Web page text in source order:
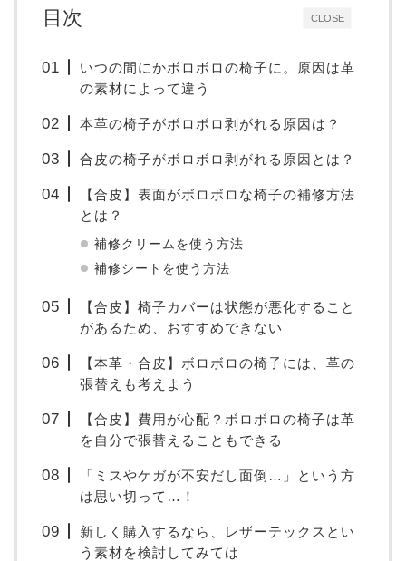
CLOSE
目次
いつの間にかボロボロの椅子に。原因は革
の素材によって違う
本革の椅子がボロボロ剥がれる原因は？
合皮の椅子がボロボロ剥がれる原因とは？
【合皮】表面がボロボロな椅子の補修方法
とは？
補修クリームを使う方法
補修シートを使う方法
【合皮】椅子カバーは状態が悪化すること
があるため、おすすめできない
【本革・合皮】ボロボロの椅子には、革の
張替えも考えよう
【合皮】費用が心配？ボロボロの椅子は革
を自分で張替えることもできる
「ミスやケガが不安だし面倒…」という方
は思い切って…！
新しく購入するなら、レザーテックスとい
う素材を検討してみては